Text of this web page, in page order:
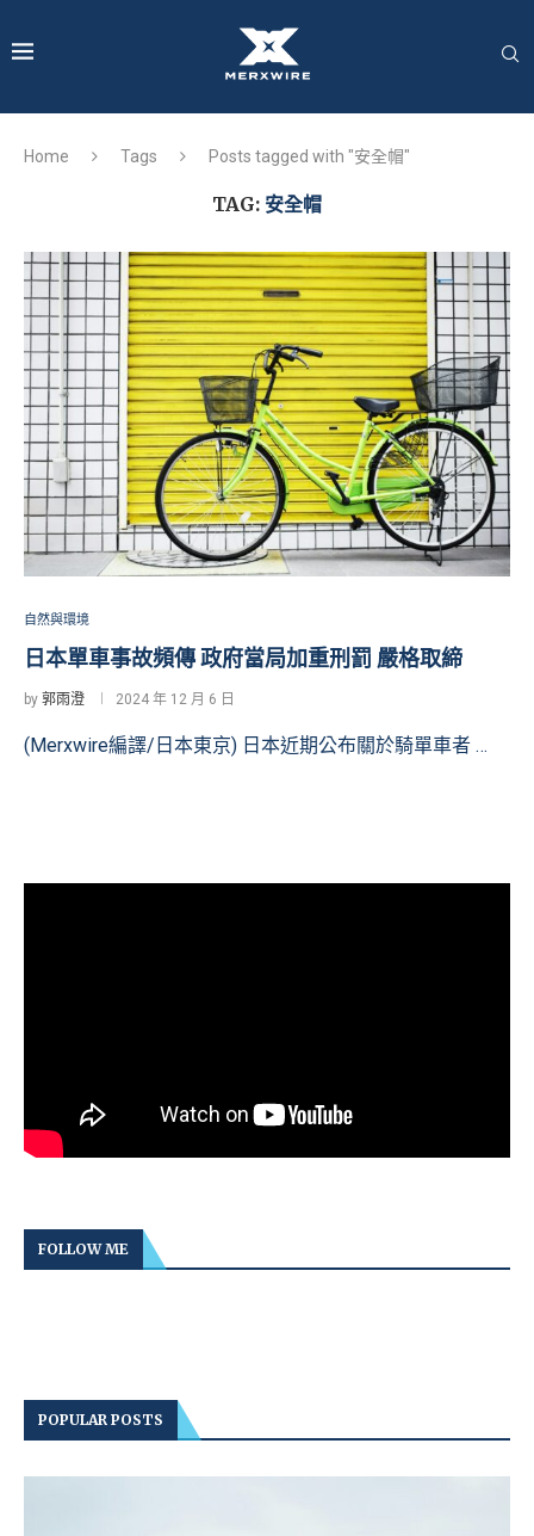
Home Tags Posts tagged with "安全帽"
TAG: 安全帽
自然與環境
日本單車事故頻傳 政府當局加重刑罰 嚴格取締
by 郭雨澄 2024 年 12 月 6 日
(Merxwire編譯/日本東京) 日本近期公布關於騎單車者 …
FOLLOW ME
POPULAR POSTS